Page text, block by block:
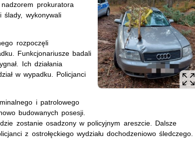
prokuratora
ślady, wykonywali
rozpoczęli
Funkcjonariusze badali
Ich działania
w wypadku. Policjanci
i patrolowego
budowanych posesji.
zostanie osadzony w policyjnym areszcie. Dalsze
z ostrołęckiego wydziału dochodzeniowo śledczego.